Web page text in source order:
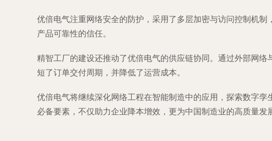
优倍电气注重网络安全的防护，采用了多层加密与访问控制机
产品可靠性的信任。
精智工厂的建设还推动了优倍电气的供应链协同。通过外部网
短了订单交付周期，并降低了运营成本。
优倍电气将继续深化网络工程在智能制造中的应用，探索数字
必备要素，不仅助力企业降本增效，更为中国制造业的高质量发